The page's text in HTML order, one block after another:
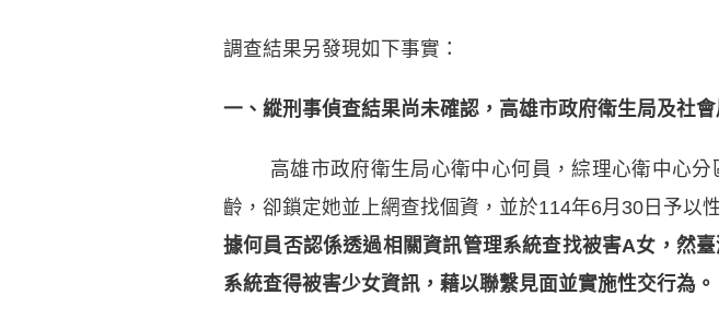
調查結果另發現如下事實：
一、縱刑事偵查結果尚未確認，高雄市政府衛生局及社
高雄市政府衛生局心衛中心何員，綜理心衛中心分
齡，卻鎖定她並上網查找個資，並於114年6月30日予以
據何員否認係透過相關資訊管理系統查找被害A女，然
系統查得被害少女資訊，藉以聯繫見面並實施性交行為。